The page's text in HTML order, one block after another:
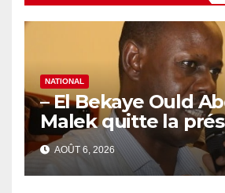
NATIONAL
– El Bekaye Ould
Malek quitte la
de la Commission
des Droits de
(CNDH)
AOÛT 6, 2026